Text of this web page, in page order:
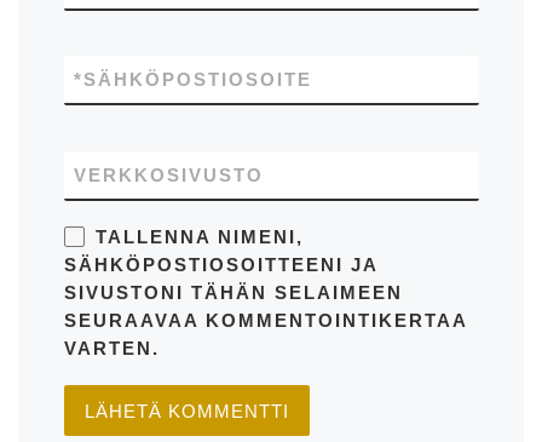
SÄHKÖPOSTIOSOITE
*
VERKKOSIVUSTO
TALLENNA NIMENI,
SÄHKÖPOSTIOSOITTEENI JA
SIVUSTONI TÄHÄN SELAIMEEN
SEURAAVAA KOMMENTOINTIKERTAA
VARTEN.